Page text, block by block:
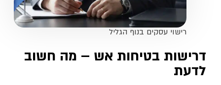
רישוי עסקים בנוף הגליל
דרישות בטיחות אש – מה חשוב
לדעת